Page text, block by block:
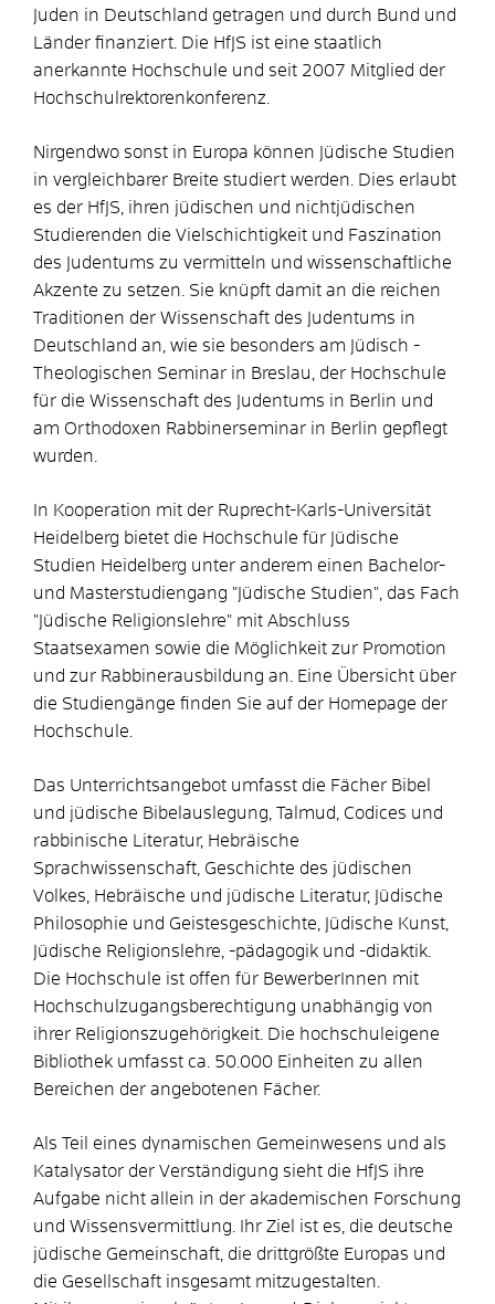
Juden in Deutschland getragen und durch Bund und
Länder finanziert. Die HfJS ist eine staatlich
anerkannte Hochschule und seit 2007 Mitglied der
Hochschulrektorenkonferenz.
Nirgendwo sonst in Europa können Jüdische Studien
in vergleichbarer Breite studiert werden. Dies erlaubt
es der HfJS, ihren jüdischen und nichtjüdischen
Studierenden die Vielschichtigkeit und Faszination
des Judentums zu vermitteln und wissenschaftliche
Akzente zu setzen. Sie knüpft damit an die reichen
Traditionen der Wissenschaft des Judentums in
Deutschland an, wie sie besonders am Jüdisch -
Theologischen Seminar in Breslau, der Hochschule
für die Wissenschaft des Judentums in Berlin und
am Orthodoxen Rabbinerseminar in Berlin gepflegt
wurden.
In Kooperation mit der Ruprecht-Karls-Universität
Heidelberg bietet die Hochschule für Jüdische
Studien Heidelberg unter anderem einen Bachelor-
und Masterstudiengang "Jüdische Studien", das Fach
"Jüdische Religionslehre" mit Abschluss
Staatsexamen sowie die Möglichkeit zur Promotion
und zur Rabbinerausbildung an. Eine Übersicht über
die Studiengänge finden Sie auf der Homepage der
Hochschule.
Das Unterrichtsangebot umfasst die Fächer Bibel
und jüdische Bibelauslegung, Talmud, Codices und
rabbinische Literatur, Hebräische
Sprachwissenschaft, Geschichte des jüdischen
Volkes, Hebräische und jüdische Literatur, Jüdische
Philosophie und Geistesgeschichte, Jüdische Kunst,
Jüdische Religionslehre, -pädagogik und -didaktik.
Die Hochschule ist offen für BewerberInnen mit
Hochschulzugangsberechtigung unabhängig von
ihrer Religionszugehörigkeit. Die hochschuleigene
Bibliothek umfasst ca. 50.000 Einheiten zu allen
Bereichen der angebotenen Fächer.
Als Teil eines dynamischen Gemeinwesens und als
Katalysator der Verständigung sieht die HfJS ihre
Aufgabe nicht allein in der akademischen Forschung
und Wissensvermittlung. Ihr Ziel ist es, die deutsche
jüdische Gemeinschaft, die drittgrößte Europas und
die Gesellschaft insgesamt mitzugestalten.